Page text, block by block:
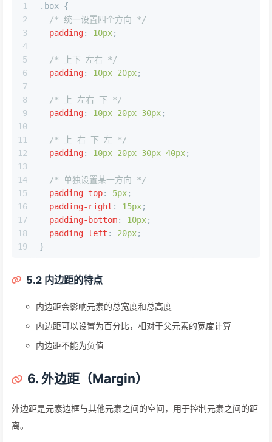
1
2
3
4
5
6
7
8
9
10
11
12
13
14
15
16
17
18
19
.box {
/* 统一设置四个方向 */
padding: 10px;
/* 上下 左右 */
padding: 10px 20px;
/* 上 左右 下 */
padding: 10px 20px 30px;
/* 上 右 下 左 */
padding: 10px 20px 30px 40px;
/* 单独设置某一方向 */
padding-top: 5px;
padding-right : 15px;
padding-bottom: 10px;
padding-left : 20px;
}
5.2 内边距的特点
内边距会影响元素的总宽度和总高度
内边距可以设置为百分比，相对于父元素的宽度计算
内边距不能为负值
6. 外边距（Margin）
外边距是元素边框与其他元素之间的空间，用于控制元素之间的距
离。